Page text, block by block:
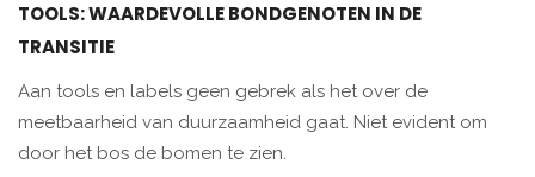
TOOLS: WAARDEVOLLE BONDGENOTEN IN DE
TRANSITIE
Aan tools en labels geen gebrek als het over de
meetbaarheid van duurzaamheid gaat. Niet evident om
door het bos de bomen te zien.